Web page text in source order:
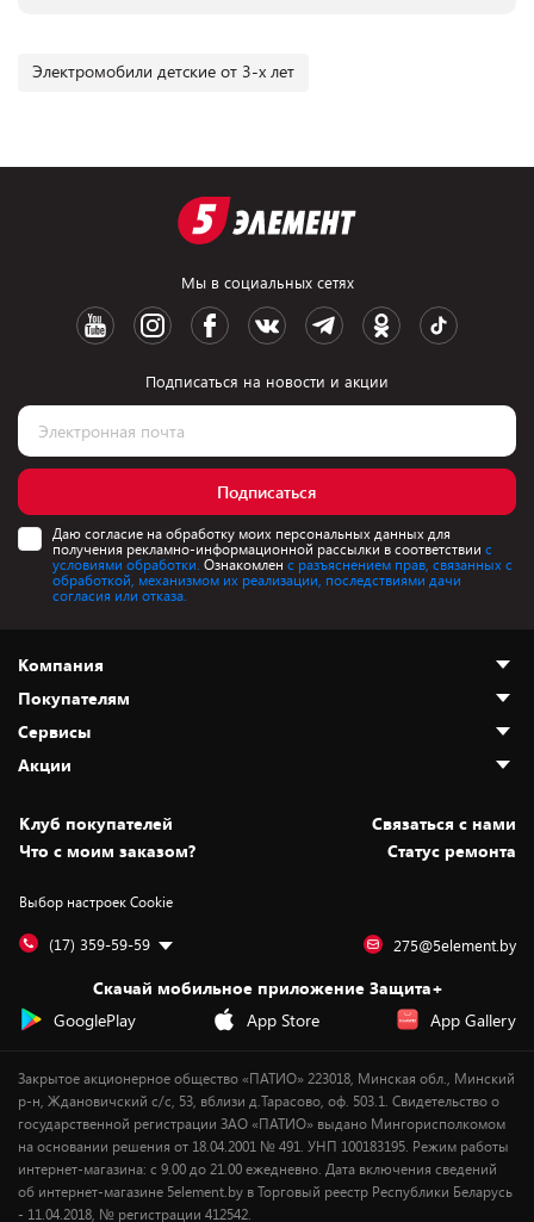
Электромобили детские от 3-х лет
Мы в социальных сетях
Подписаться на новости и акции
Подписаться
Даю согласие на обработку моих персональных данных для
получения рекламно-информационной рассылки в соответствии с
условиями обработки. Ознакомлен с разъяснением прав, связанных с
обработкой, механизмом их реализации, последствиями дачи
согласия или отказа.
Компания
О нас
Адреса магазинов
Новости
Статьи и обзоры
Вакансии
Дай пять добру!
Покупателям
Как сделать заказ
Оплата и доставка
Безналичный расчёт
Обмен и возврат товара
Обработка персональных данных
Подарочные карты
Сервисы
Установка техники
Для игровых консолей
Для мобильных устройств
Для компьютеров
Сервисные центры
Акции
Скидки и промокоды
Белорусские товары
Бонусы
Оплата частями
Уценка
Клуб покупателей
Cвязаться с нами
Что с моим заказом?
Статус ремонта
Выбор настроек Cookie
(17) 359-59-59 275@5element.by
Скачай мобильное приложение Защита+
GooglePlay
App Store App Gallery
Закрытое акционерное общество «ПАТИО» 223018, Минская обл., Минский
р-н, Ждановичский с/с, 53, вблизи д.Тарасово, оф. 503.1. Свидетельство о
государственной регистрации ЗАО «ПАТИО» выдано Мингорисполкомом
на основании решения от 18.04.2001 № 491. УНП 100183195. Режим работы
интернет-магазина: с 9.00 до 21.00 ежедневно. Дата включения сведений
об интернет-магазине 5element.by в Торговый реестр Республики Беларусь
- 11.04.2018, № регистрации 412542.